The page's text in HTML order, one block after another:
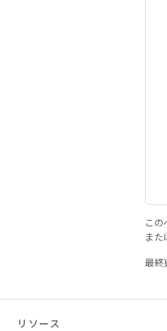
この
また
最終
リソース